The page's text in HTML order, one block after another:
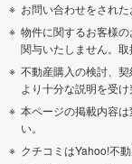
お問い合わせをされ
物件に関するお客様
関与いたしません。取
不動産購入の検討、
より十分な説明を受け
本ページの掲載内容
い。
クチコミはYahoo!不